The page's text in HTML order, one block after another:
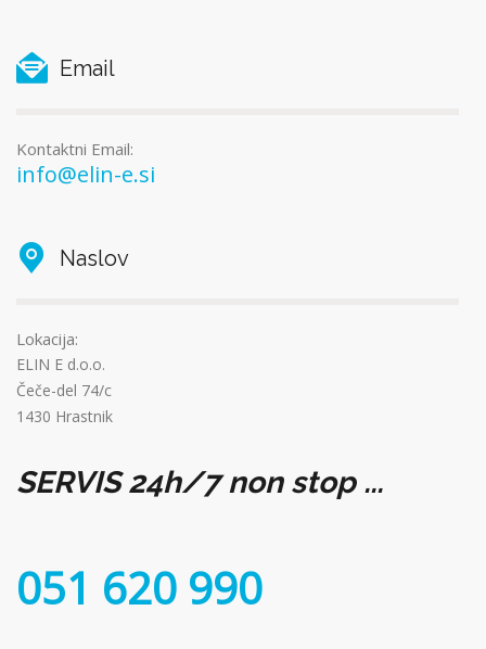
Email
Kontaktni Email:
info@elin-e.si
Naslov
Lokacija:
ELIN E d.o.o.
Čeče-del 74/c
1430 Hrastnik
SERVIS 24h/7 non stop ...
051 620 990